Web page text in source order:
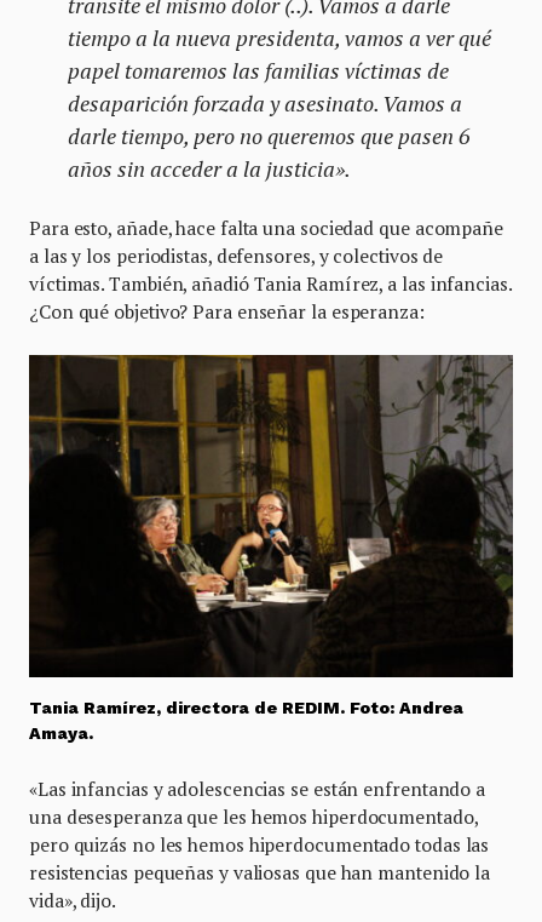
tiempo a la nueva presidenta, vamos a ver qué
papel tomaremos las familias víctimas de
desaparición forzada y asesinato. Vamos a
darle tiempo, pero no queremos que pasen 6
años sin acceder a la justicia».
Para esto, añade, hace falta una sociedad que acompañe
a las y los periodistas, defensores, y colectivos de
víctimas. También, añadió Tania Ramírez, a las infancias.
¿Con qué objetivo? Para enseñar la esperanza:
Tania Ramírez, directora de REDIM. Foto: Andrea
Amaya.
«Las infancias y adolescencias se están enfrentando a
una desesperanza que les hemos hiperdocumentado,
pero quizás no les hemos hiperdocumentado todas las
resistencias pequeñas y valiosas que han mantenido la
vida», dijo.